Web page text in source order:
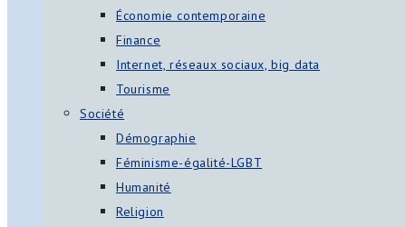
Économie contemporaine
Finance
Internet, réseaux sociaux, big data
Tourisme
Société
Démographie
Féminisme-égalité-LGBT
Humanité
Religion